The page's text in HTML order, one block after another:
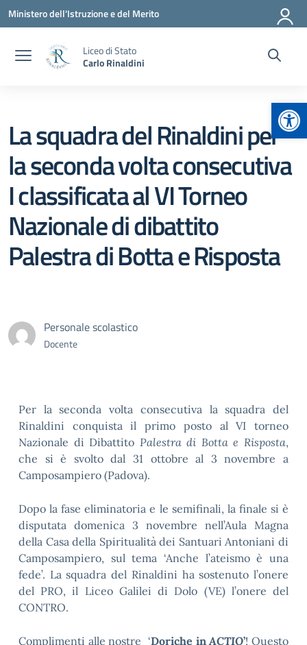
Vai ai contenuti
Vai al menu di navigazione
Vai al footer
Ministero dell'Istruzione e del Merito
Liceo di Stato
Carlo Rinaldini
La squadra del Rinaldini per
la seconda volta consecutiva
I classificata al VI Torneo
Nazionale di dibattito
Palestra di Botta e Risposta
Personale scolastico
Docente
Per la seconda volta consecutiva la squadra del
Rinaldini conquista il primo posto al VI torneo
Nazionale di Dibattito Palestra di Botta e Risposta,
che si è svolto dal 31 ottobre al 3 novembre a
Camposampiero (Padova).
Dopo la fase eliminatoria e le semifinali, la finale si è
disputata domenica 3 novembre nell’Aula Magna
della Casa della Spiritualità dei Santuari Antoniani di
Camposampiero, sul tema ‘Anche l’ateismo è una
fede’. La squadra del Rinaldini ha sostenuto l’onere
del PRO, il Liceo Galilei di Dolo (VE) l’onere del
CONTRO.
Complimenti alle nostre ‘Doriche inACTIO’! Questo